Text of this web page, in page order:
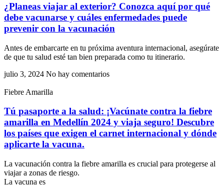
¿Planeas viajar al exterior? Conozca aquí por qué
debe vacunarse y cuáles enfermedades puede
prevenir con la vacunación
Antes de embarcarte en tu próxima aventura internacional, asegúrate
de que tu salud esté tan bien preparada como tu itinerario.
julio 3, 2024 No hay comentarios
Fiebre Amarilla
Tú pasaporte a la salud: ¡Vacúnate contra la fiebre
amarilla en Medellín 2024 y viaja seguro! Descubre
los países que exigen el carnet internacional y dónde
aplicarte la vacuna.
La vacunación contra la fiebre amarilla es crucial para protegerse al
viajar a zonas de riesgo.
La vacuna es